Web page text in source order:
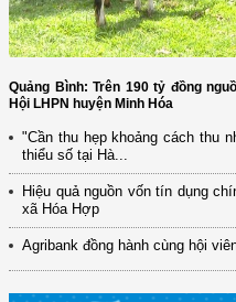
Quảng Bình: Trên 190 tỷ đồng
Hội LHPN huyện Minh Hóa
"Cần thu hẹp khoảng cách thu
thiểu số tại Hà...
Hiệu quả nguồn vốn tín dụng
xã Hóa Hợp
Agribank đồng hành cùng hội